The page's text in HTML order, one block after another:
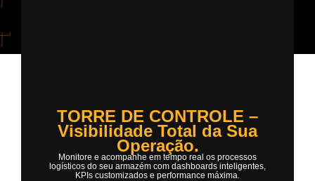
TORRE DE CONTROLE –
Visibilidade Total da Sua
Operação.
Monitore e acompanhe em tempo real os processos
logísticos do seu armazém com dashboards inteligentes,
KPIs customizados e performance máxima.